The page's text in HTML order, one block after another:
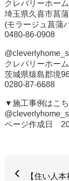
クレバリーホー
埼玉県久喜市菖
(モラージュ菖蒲
0480-86-0908
クレバリーホー
茨城県猿島郡境
0280-87-6688
▼施工事例はこ
ページ作成日
【住い人